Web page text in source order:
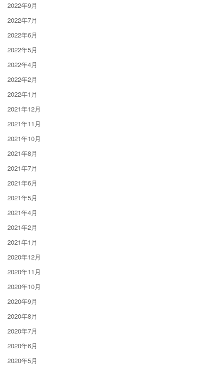
2022年9月
2022年7月
2022年6月
2022年5月
2022年4月
2022年2月
2022年1月
2021年12月
2021年11月
2021年10月
2021年8月
2021年7月
2021年6月
2021年5月
2021年4月
2021年2月
2021年1月
2020年12月
2020年11月
2020年10月
2020年9月
2020年8月
2020年7月
2020年6月
2020年5月